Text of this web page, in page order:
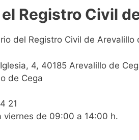
Registro Civil
del Registro Civil de Arevalillo
4, 40185 Arevalillo de
de Cega
21
viernes de 09:00 a 14:00 h.